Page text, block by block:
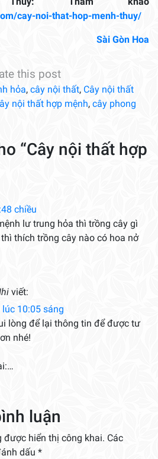
cay-noi-that-hop-menh-thuy/
Sài Gòn Hoa
this post
hỏa, cây nội thất, Cây nội thất
nội thất hợp mệnh, cây phong
“Cây nội thất hợp
chiều
lư trung hỏa thì trồng cây gì
thích trồng cây nào có hoa nở
viết:
10:05 sáng
lòng để lại thông tin để được tư
nhé!
luận
được hiển thị công khai. Các
dấu *